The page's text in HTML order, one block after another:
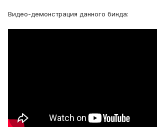
Видео-демонстрация данного бинда: